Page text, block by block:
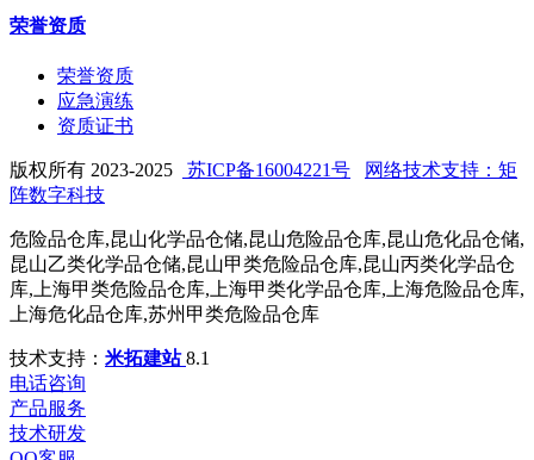
荣誉资质
荣誉资质
应急演练
资质证书
版权所有 2023-2025 苏ICP备16004221号
网络技术支持：矩
阵数字科技
危险品仓库,昆山化学品仓储,昆山危险品仓库,昆山危化品仓储,
昆山乙类化学品仓储,昆山甲类危险品仓库,昆山丙类化学品仓
库,上海甲类危险品仓库,上海甲类化学品仓库,上海危险品仓库,
上海危化品仓库,苏州甲类危险品仓库
技术支持： 米拓建站8.1
电话咨询
产品服务
技术研发